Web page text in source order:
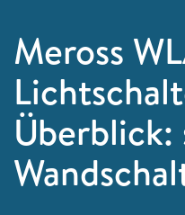
Meross